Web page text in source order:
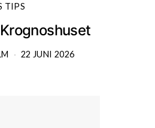
TIPS
22 JUNI 2026